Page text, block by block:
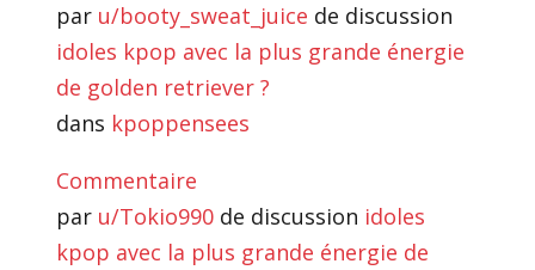
par u/booty_sweat_juice de discussion
idoles kpop avec la plus grande énergie
de golden retriever ?
dans kpoppensees
Commentaire
par u/Tokio990de discussion idoles
kpop avec la plus grande énergie de